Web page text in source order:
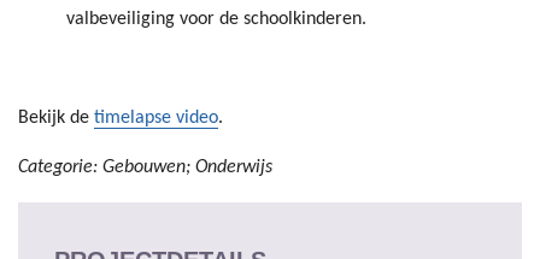
valbeveiliging voor de schoolkinderen.
Bekijk de timelapse video.
Categorie: Gebouwen; Onderwijs